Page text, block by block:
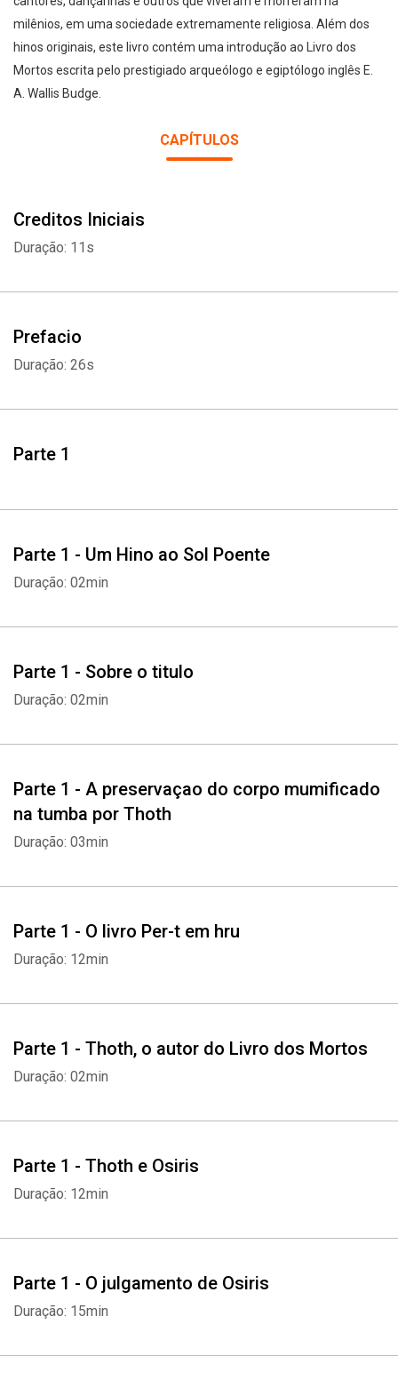
milênios, em uma sociedade extremamente religiosa. Além dos
hinos originais, este livro contém uma introdução ao Livro dos
Mortos escrita pelo prestigiado arqueólogo e egiptólogo inglês E.
A. Wallis Budge.
CAPÍTULOS
Creditos Iniciais
Duração: 11s
Prefacio
Duração: 26s
Parte 1
Parte 1 - Um Hino ao Sol Poente
Duração: 02min
Parte 1 - Sobre o titulo
Duração: 02min
Parte 1 - A preservaçao do corpo mumificado
na tumba por Thoth
Duração: 03min
Parte 1 - O livro Per-t em hru
Duração: 12min
Parte 1 - Thoth, o autor do Livro dos Mortos
Duração: 02min
Parte 1 - Thoth e Osiris
Duração: 12min
Parte 1 - O julgamento de Osiris
Duração: 15min